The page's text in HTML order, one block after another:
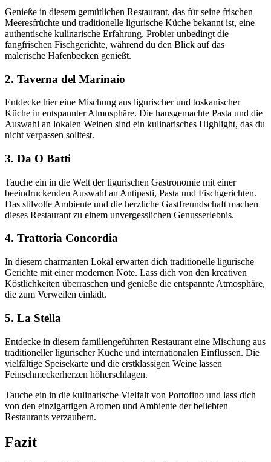
Genieße in diesem gemütlichen Restaurant, das für seine frischen
Meeresfrüchte und traditionelle ligurische Küche bekannt ist, eine
authentische kulinarische Erfahrung. Probier unbedingt die
fangfrischen Fischgerichte, während du den Blick auf das
malerische Hafenbecken genießt.
2. Taverna del Marinaio
Entdecke hier eine Mischung aus ligurischer und toskanischer
Küche in entspannter Atmosphäre. Die hausgemachte Pasta und die
Auswahl an lokalen Weinen sind ein kulinarisches Highlight, das du
nicht verpassen solltest.
3. Da O Batti
Tauche ein in die Welt der ligurischen Gastronomie mit einer
beeindruckenden Auswahl an Antipasti, Pasta und Fischgerichten.
Das stilvolle Ambiente und die herzliche Gastfreundschaft machen
dieses Restaurant zu einem unvergesslichen Genusserlebnis.
4. Trattoria Concordia
In diesem charmanten Lokal erwarten dich traditionelle ligurische
Gerichte mit einer modernen Note. Lass dich von den kreativen
Köstlichkeiten überraschen und genieße die entspannte Atmosphäre,
die zum Verweilen einlädt.
5. La Stella
Entdecke in diesem familiengeführten Restaurant eine Mischung aus
traditioneller ligurischer Küche und internationalen Einflüssen. Die
vielfältige Speisekarte und die erstklassigen Weine lassen
Feinschmeckerherzen höherschlagen.
Tauche ein in die kulinarische Vielfalt von Portofino und lass dich
von den einzigartigen Aromen und Ambiente der beliebten
Restaurants verzaubern.
Fazit